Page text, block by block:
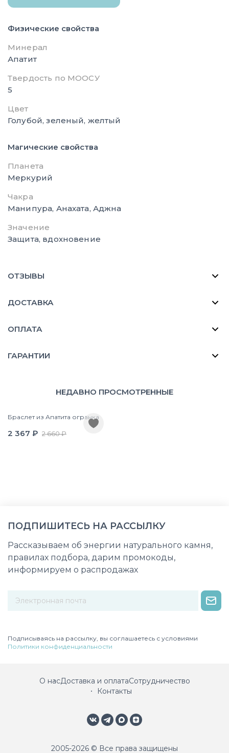
Физические свойства
Минерал
Апатит
Твердость по МООСУ
5
Цвет
Голубой, зеленый, желтый
Магические свойства
Планета
Меркурий
Чакра
Манипура, Анахата, Аджна
Значение
Защита, вдохновение
ОТЗЫВЫ
ДОСТАВКА
ОПЛАТА
ГАРАНТИИ
НЕДАВНО ПРОСМОТРЕННЫЕ
Браслет из Апатита огранка
2 367 ₽ 2 660 ₽
ПОДПИШИТЕСЬ НА РАССЫЛКУ
Рассказываем об энергии натурального камня,
правилах подбора, дарим промокоды,
информируем о распродажах
Подписываясь на рассылку, вы соглашаетесь с условиями
Политики конфиденциальности
О насДоставка и оплатаСотрудничество
Контакты
2005-2026 © Все права защищены